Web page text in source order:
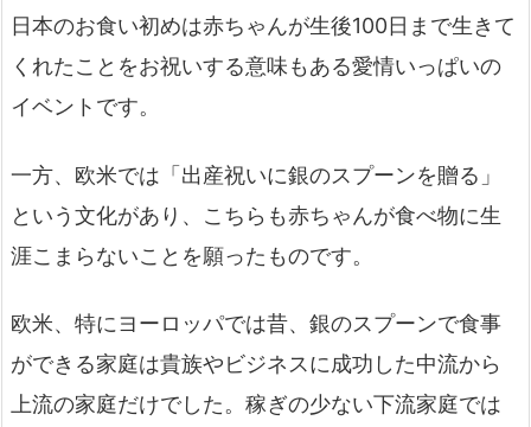
日本のお食い初めは赤ちゃんが生後100日まで生きて
くれたことをお祝いする意味もある愛情いっぱいの
イベントです。
一方、欧米では「出産祝いに銀のスプーンを贈る」
という文化があり、こちらも赤ちゃんが食べ物に生
涯こまらないことを願ったものです。
欧米、特にヨーロッパでは昔、銀のスプーンで食事
ができる家庭は貴族やビジネスに成功した中流から
上流の家庭だけでした。稼ぎの少ない下流家庭では